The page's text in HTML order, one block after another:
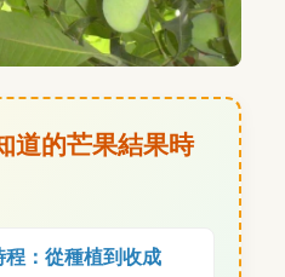
道的芒果結果時
：從種植到收成